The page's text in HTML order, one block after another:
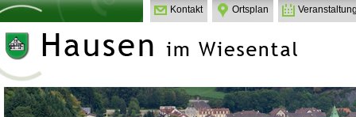
Kontakt Ortsplan